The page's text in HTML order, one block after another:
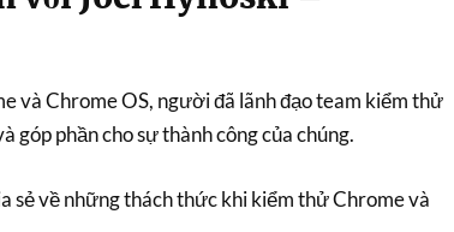
và Chrome OS, người đã lãnh đạo team kiểm thử
góp phần cho sự thành công của chúng.
sẻ về những thách thức khi kiểm thử Chrome và